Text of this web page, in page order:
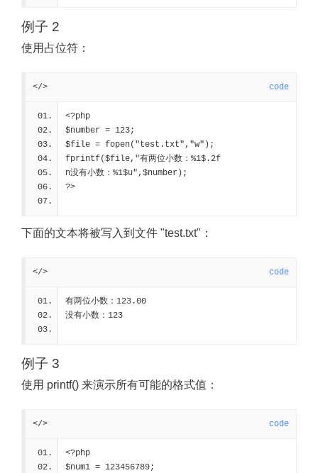
例子 2
使用占位符：
</> code
<?php
$number = 123;
$file = fopen("test.txt","w");
fprintf($file,"有两位小数：%1$.2f
n没有小数：%1$u",$number);
?>
下面的文本将被写入到文件 "test.txt"：
</> code
有两位小数：123.00
没有小数：123
例子 3
使用 printf() 来演示所有可能的格式值：
</> code
<?php
$num1 = 123456789;